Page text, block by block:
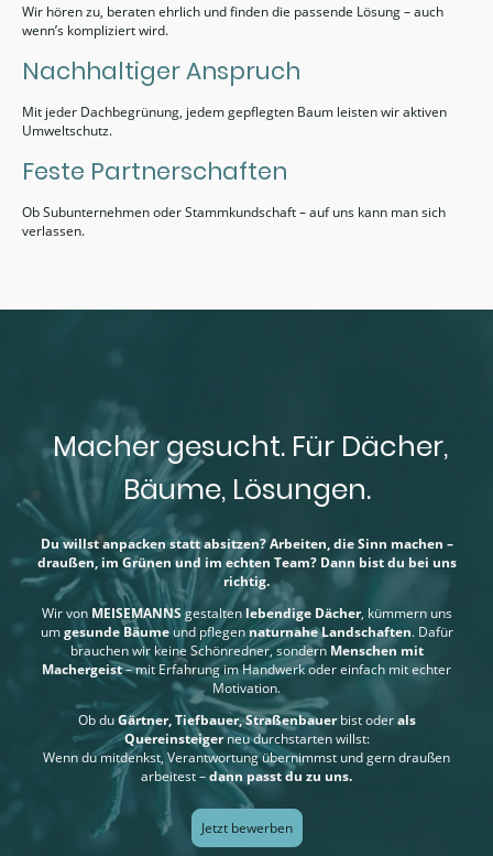
Wir hören zu, beraten ehrlich und finden die passende Lösung – auch
wenn’s kompliziert wird.
Nachhaltiger Anspruch
Feste Partnerschaften
Mit jeder Dachbegrünung, jedem gepflegten Baum leisten wir aktiven
Umweltschutz.
Ob Subunternehmen oder Stammkundschaft – auf uns kann man sich
verlassen.
Macher gesucht. Für Dächer,
Bäume, Lösungen.
Du willst anpacken statt absitzen? Arbeiten, die Sinn machen –
draußen, im Grünen und im echten Team? Dann bist du bei uns
richtig.
Wir von MEISEMANNSgestaltenlebendige Dächer, kümmern uns
umgesunde Bäumeund pflegennaturnahe Landschaften. Dafür
brauchen wir keine Schönredner, sondern Menschen mit
Machergeist– mit Erfahrung im Handwerk oder einfach mit echter
Motivation.
Ob duGärtner, Tiefbauer, Straßenbauerbist oderals
Quereinsteigerneu durchstarten willst:
Wenn du mitdenkst, Verantwortung übernimmst und gern draußen
arbeitest –dann passt du zu uns.
Jetzt bewerben